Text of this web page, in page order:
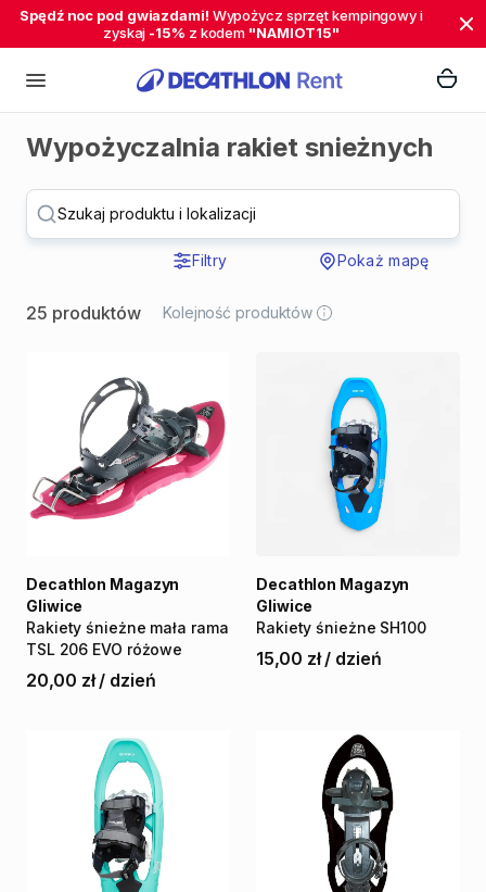
Spędź noc pod gwiazdami! Wypożycz sprzęt kempingowy i
zyskaj -15% z kodem "NAMIOT15"
Wypożyczalnia rakiet snieżnych
Szukaj produktu i lokalizacji
Filtry Pokaż mapę
25 produktów Kolejność produktów
Rakiety śnieżne mała rama
TSL 206 EVO różowe
Decathlon Magazyn
Gliwice
20,00 zł / dzień
Rakiety śnieżne SH100
Decathlon Magazyn
Gliwice
15,00 zł / dzień